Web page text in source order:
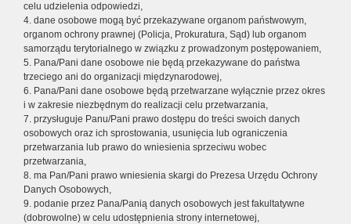
celu udzielenia odpowiedzi,
4. dane osobowe mogą być przekazywane organom państwowym,
organom ochrony prawnej (Policja, Prokuratura, Sąd) lub organom
samorządu terytorialnego w związku z prowadzonym postępowaniem,
5. Pana/Pani dane osobowe nie będą przekazywane do państwa
trzeciego ani do organizacji międzynarodowej,
6. Pana/Pani dane osobowe będą przetwarzane wyłącznie przez okres
i w zakresie niezbędnym do realizacji celu przetwarzania,
7. przysługuje Panu/Pani prawo dostępu do treści swoich danych
osobowych oraz ich sprostowania, usunięcia lub ograniczenia
przetwarzania lub prawo do wniesienia sprzeciwu wobec
przetwarzania,
8. ma Pan/Pani prawo wniesienia skargi do Prezesa Urzędu Ochrony
Danych Osobowych,
9. podanie przez Pana/Panią danych osobowych jest fakultatywne
(dobrowolne) w celu udostępnienia strony internetowej,